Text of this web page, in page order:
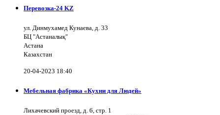
Перевозка-24 KZ
ул. Динмухамед Кунаева, д. 33
БЦ "Астаналық"
Астана
Казахстан
20-04-2023 18:40
Мебельная фабрика «Кухни для Людей»
Лихачевский проезд, д. 6, стр. 1